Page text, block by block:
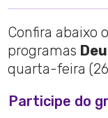
Confira abaixo
programas
quarta-feira
Participe do